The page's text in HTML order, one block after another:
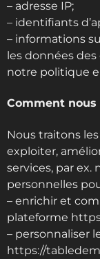
– adresse IP;
– identifiants
– informations
les données
notre politique
Comment
Nous traitons
exploiter,
services, par ex.
personnelles
– enrichir et
plateforme
– personnaliser
https://